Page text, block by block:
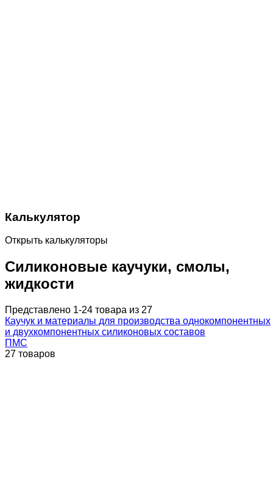
Калькулятор
Открыть калькуляторы
Силиконовые каучуки, смолы,
жидкости
Представлено 1-24 товара из 27
Каучук и материалы для производства однокомпонентных
и двухкомпонентных силиконовых составов
ПМС
27 товаров